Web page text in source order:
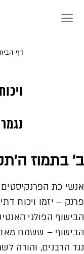
דף
ב' בתמוז ה'תקי"ז – 20
אנשי כת
פרנק – יזמו ויכוח
הבישוף הפולני
הבישוף – ששמח מאד
נגד הרבנים, והורה